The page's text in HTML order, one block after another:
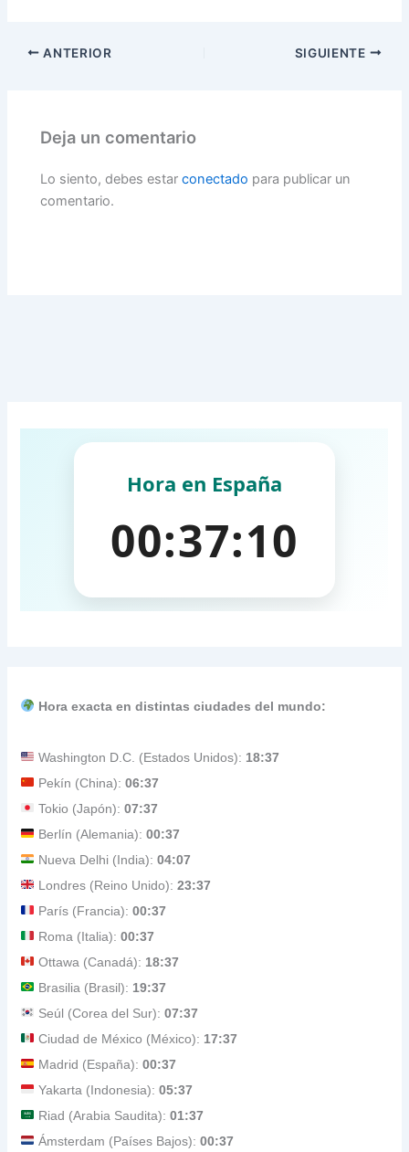
ANTERIOR SIGUIENTE
Deja un comentario
Lo siento, debes estarconectado para publicar un
comentario.
Hora exacta en distintas ciudades del mundo:
Washington D.C. (Estados Unidos): 18:37
Pekín (China):06:37
Tokio (Japón):07:37
Berlín (Alemania):00:37
Nueva Delhi (India):04:07
Londres (Reino Unido):23:37
París (Francia):00:37
Roma (Italia):00:37
Ottawa (Canadá): 18:37
Brasilia (Brasil): 19:37
Seúl (Corea del Sur):07:37
Ciudad de México (México): 17:37
Madrid (España):00:37
Yakarta (Indonesia):05:37
Riad (Arabia Saudita):01:37
Ámsterdam (Países Bajos):00:37